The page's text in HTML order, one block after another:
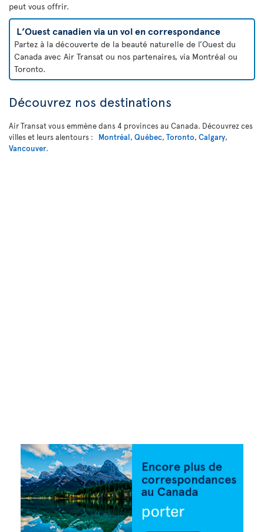
peut vous offrir.
L’Ouest canadien via un vol en correspondance
Partez à la découverte de la beauté naturelle de l’Ouest du
Canada avec Air Transat ou nos partenaires, via Montréal ou
Toronto.
Découvrez nos destinations
Air Transat vous emmène dans 4 provinces au Canada. Découvrez ces
villes et leurs alentours : Montréal, Québec, Toronto, Calgary,
Vancouver.